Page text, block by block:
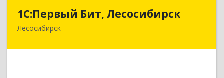
1С:Первый Бит, Лесосибирск
Лесосибирск
1С:Первый Бит, Лесосибирск
662544, Красноярский край, Лесосибирск г,